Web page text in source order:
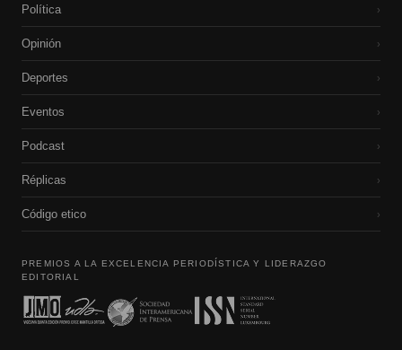
Política ›
Opinión ›
Deportes ›
Eventos ›
Podcast ›
Réplicas ›
Código etico ›
PREMIOS A LA EXCELENCIA PERIODÍSTICA Y LIDERAZGO
EDITORIAL